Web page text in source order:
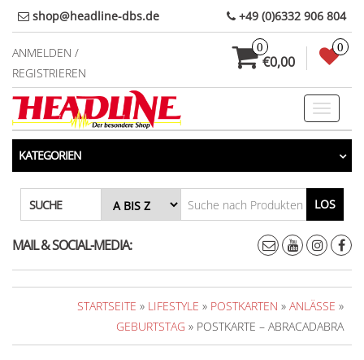
Direkt
zum
Inhalt
shop@headline-dbs.de +49 (0)6332 906 804
ANMELDEN /
REGISTRIEREN
0
€0,00
0
Toggle
KATEGORIEN
SUCHE LOS
MAIL & SOCIAL-MEDIA:
STARTSEITE » LIFESTYLE » POSTKARTEN » ANLÄSSE »
GEBURTSTAG » POSTKARTE – ABRACADABRA